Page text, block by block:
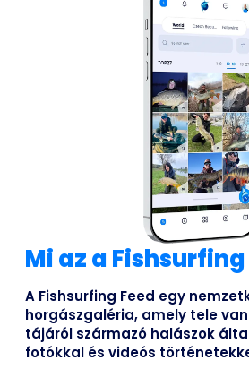
Mi az a Fishsurfing
A Fishsurfing Feed egy
horgászgaléria, amely tele
tájáról származó halászok
fotókkal és videós